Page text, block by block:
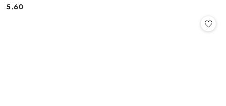
Cena:
5.60